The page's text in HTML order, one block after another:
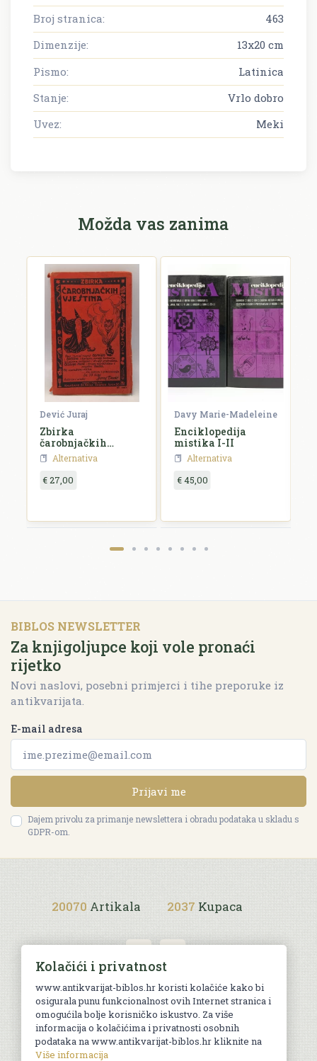
Broj stranica:
463
Dimenzije:
13x20 cm
Pismo:
Latinica
Stanje:
Vrlo dobro
Uvez:
Meki
Možda vas zanima
Dević Juraj
Zbirka
čarobnjačkih
vještina
Alternativa
€ 27,00
Davy Marie-Madeleine
Enciklopedija
mistika I-II
Alternativa
€ 45,00
BIBLOS NEWSLETTER
Za knjigoljupce koji vole pronaći
rijetko
Novi naslovi, posebni primjerci i tihe preporuke iz
antikvarijata.
E-mail adresa
Prijavi me
Dajem privolu za primanje newslettera i obradu podataka u skladu s
GDPR-om.
20070 Artikala 2037 Kupaca
Uvjeti kupnje
Kolačići i privatnost
www.antikvarijat-biblos.hr koristi kolačiće kako bi
osigurala punu funkcionalnost ovih Internet stranica i
omogućila bolje korisničko iskustvo. Za više
informacija o kolačićima i privatnosti osobnih
podataka na www.antikvarijat-biblos.hr kliknite na
Više informacija